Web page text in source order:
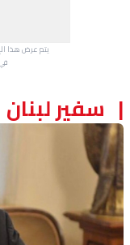
ثقافة ومجتمع
منوعات
سفير